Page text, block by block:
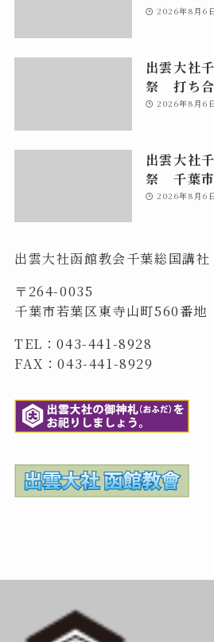
2026年8月6
出雲大社
祭 打ち
2026年8月6
出雲大社
祭 千葉
2026年8月6
出雲大社函館教会千葉総国講社
〒264-0035
千葉市若葉区東寺山町560番地
TEL：043-441-8928
FAX：043-441-8929